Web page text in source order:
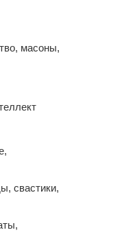
масоны,
свастики,